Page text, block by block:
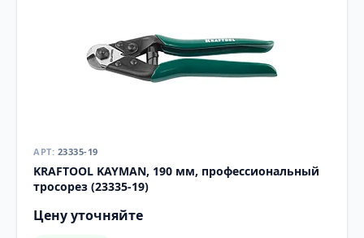
23335-19
KRAFTOOL KAYMAN, 190 мм, профессиональный
тросорез (23335-19)
Цену уточняйте